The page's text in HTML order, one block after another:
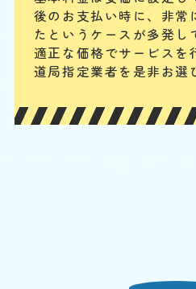
合計
排水管は水が流れるためのものですが
封水のために曲がった構造になってい
っかかってつまることがあります。こ
後のお支払い時に、 非常
たというケースが多発し
適正な価格でサービスを
道局指定業者を是非お選